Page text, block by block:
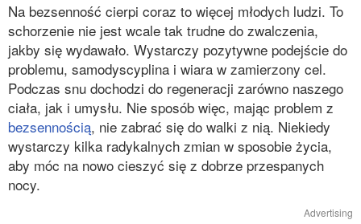
Na bezsenność cierpi coraz to więcej młodych ludzi. To
schorzenie nie jest wcale tak trudne do zwalczenia,
jakby się wydawało. Wystarczy pozytywne podejście do
problemu, samodyscyplina i wiara w zamierzony cel.
Podczas snu dochodzi do regeneracji zarówno naszego
ciała, jak i umysłu. Nie sposób więc, mając problem z
bezsennością, nie zabrać się do walki z nią. Niekiedy
wystarczy kilka radykalnych zmian w sposobie życia,
aby móc na nowo cieszyć się z dobrze przespanych
nocy.
Advertising